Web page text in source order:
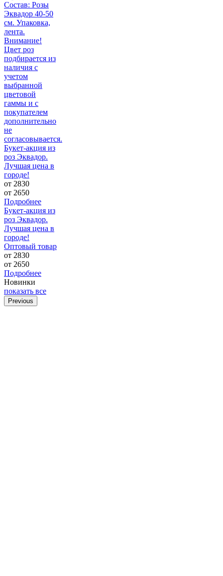
Состав: Розы
Эквадор 40-50
см. Упаковка,
лента.
Внимание!
Цвет роз
подбирается из
наличия с
учетом
выбранной
цветовой
гаммы и с
покупателем
дополнительно
не
согласовывается.
Букет-акция из
роз Эквадор.
Лучшая цена в
городе!
от 2830
от 2650
Подробнее
Букет-акция из
роз Эквадор.
Лучшая цена в
городе!
Оптовый товар
от 2830
от 2650
Подробнее
Новинки
показать все
Previous